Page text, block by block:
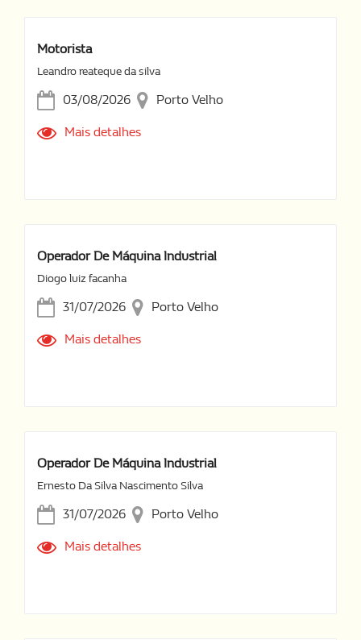
Motorista
Leandro reateque da silva
03/08/2026 Porto Velho
Mais detalhes
Operador De Máquina Industrial
Diogo luiz facanha
31/07/2026 Porto Velho
Mais detalhes
Operador De Máquina Industrial
Ernesto Da Silva Nascimento Silva
31/07/2026 Porto Velho
Mais detalhes